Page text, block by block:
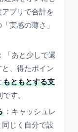
プリで合計を
実感の薄さ」
：「あと少しで還
、得たポイン
もともとする支
す。
：キャッシュレ
じく自分で設